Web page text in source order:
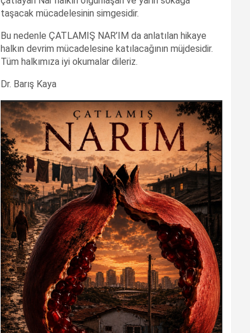
taşacak mücadelesinin simgesidir.
Bu nedenle ÇATLAMIŞ NAR’IM da anlatılan hikaye
halkın devrim mücadelesine katılacağının müjdesidir.
Tüm halkımıza iyi okumalar dileriz.
Dr. Barış Kaya